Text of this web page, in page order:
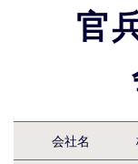
官
会社名